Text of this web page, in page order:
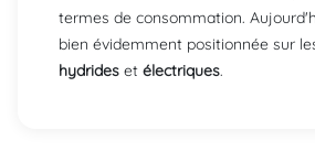
termes de consommation.
bien évidemment positionnée sur
hydrides et électriques.